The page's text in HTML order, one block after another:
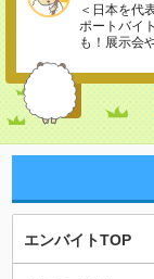
＜日本を代
ポートバイ
も！展示会
エンバイトTOP